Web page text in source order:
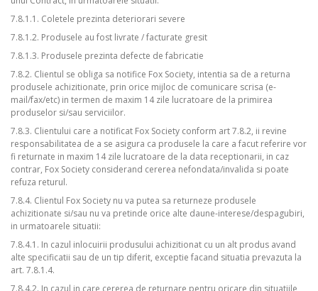
7.8.1.1. Coletele prezinta deteriorari severe
7.8.1.2. Produsele au fost livrate / facturate gresit
7.8.1.3. Produsele prezinta defecte de fabricatie
7.8.2. Clientul se obliga sa notifice Fox Society, intentia sa de a returna
produsele achizitionate, prin orice mijloc de comunicare scrisa (e-
mail/fax/etc) in termen de maxim 14 zile lucratoare de la primirea
produselor si/sau serviciilor.
7.8.3. Clientului care a notificat Fox Society conform art 7.8.2, ii revine
responsabilitatea de a se asigura ca produsele la care a facut referire vor
fi returnate in maxim 14 zile lucratoare de la data receptionarii, in caz
contrar, Fox Society considerand cererea nefondata/invalida si poate
refuza returul.
7.8.4. Clientul Fox Society nu va putea sa returneze produsele
achizitionate si/sau nu va pretinde orice alte daune-interese/despagubiri,
in urmatoarele situatii:
7.8.4.1. In cazul inlocuirii produsului achizitionat cu un alt produs avand
alte specificatii sau de un tip diferit, exceptie facand situatia prevazuta la
art. 7.8.1.4.
7.8.4.2. In cazul in care cererea de returnare pentru oricare din situatiile